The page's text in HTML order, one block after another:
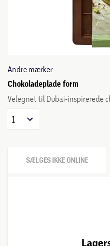
Andre mærker
Chokoladeplade form
Velegnet til Dubai-inspirerede
1
SÆLGES IKKE ONLINE